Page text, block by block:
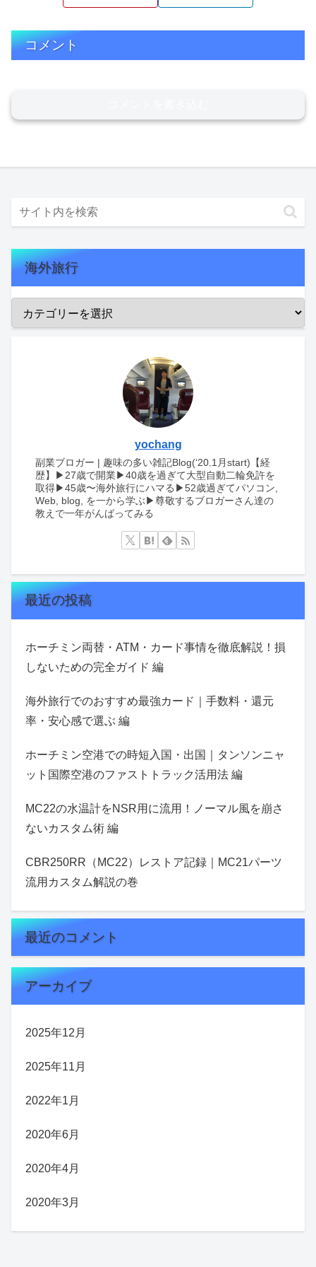
コメント
海外旅行
yochang
副業ブロガー | 趣味の多い雑記Blog(‘20.1月start)【経
歴】▶︎27歳で開業▶︎40歳を過ぎて大型自動二輪免許を
取得▶︎45歳〜海外旅行にハマる▶︎52歳過ぎてパソコン,
Web, blog, を一から学ぶ▶︎尊敬するブロガーさん達の
教えで一年がんばってみる
最近の投稿
ホーチミン両替・ATM・カード事情を徹底解説！損
しないための完全ガイド 編
海外旅行でのおすすめ最強カード｜手数料・還元
率・安心感で選ぶ 編
ホーチミン空港での時短入国・出国｜タンソンニャ
ット国際空港のファストトラック活用法 編
MC22の水温計をNSR用に流用！ノーマル風を崩さ
ないカスタム術 編
CBR250RR（MC22）レストア記録｜MC21パーツ
流用カスタム解説の巻
最近のコメント
アーカイブ
2025年12月
2025年11月
2022年1月
2020年6月
2020年4月
2020年3月